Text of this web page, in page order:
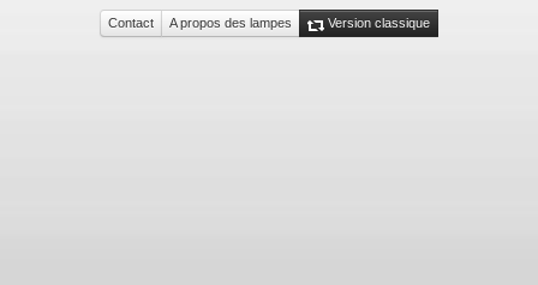
Contact A propos des lampes Version classique